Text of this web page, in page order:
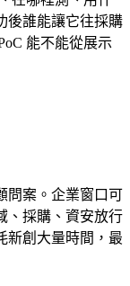
後誰能讓它往採購
能不能從展示
問案。企業窗口可
、採購、資安放行
新創大量時間，最